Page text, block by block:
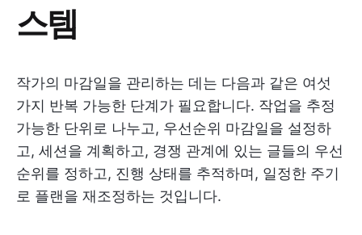
스템
작가의 마감일을 관리하는 데는 다음과 같은 여섯
가지 반복 가능한 단계가 필요합니다. 작업을 추정
가능한 단위로 나누고, 우선순위 마감일을 설정하
고, 세션을 계획하고, 경쟁 관계에 있는 글들의 우선
순위를 정하고, 진행 상태를 추적하며, 일정한 주기
로 플랜을 재조정하는 것입니다.